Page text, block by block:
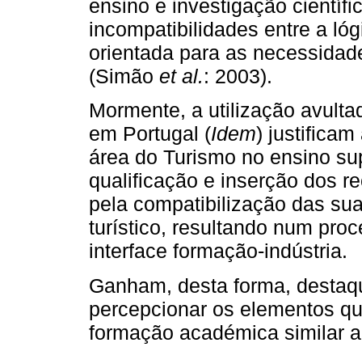
ensino e investigação
incompatibilidades entre a
orientada para as
(Simão et al.: 2003).
Mormente, a utilização
em Portugal (Idem) justificam
área do Turismo no ensino
qualificação e inserção dos
pela compatibilização das
turístico, resultando num
interface formação-indústria.
Ganham, desta forma,
percepcionar os elementos
formação académica similar